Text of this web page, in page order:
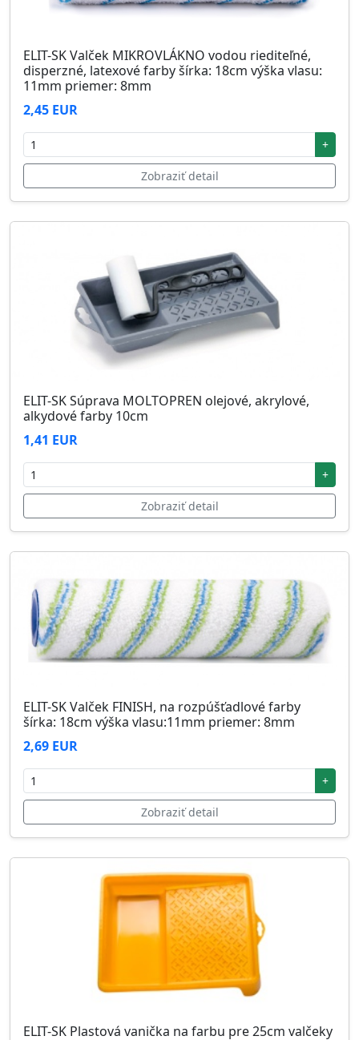
ELIT-SK Valček MIKROVLÁKNO vodou riediteľné,
disperzné, latexové farby šírka: 18cm výška vlasu:
11mm priemer: 8mm
2,45 EUR
+
Zobraziť detail
ELIT-SK Súprava MOLTOPREN olejové, akrylové,
alkydové farby 10cm
1,41 EUR
+
Zobraziť detail
ELIT-SK Valček FINISH, na rozpúšťadlové farby
šírka: 18cm výška vlasu:11mm priemer: 8mm
2,69 EUR
+
Zobraziť detail
ELIT-SK Plastová vanička na farbu pre 25cm valčeky